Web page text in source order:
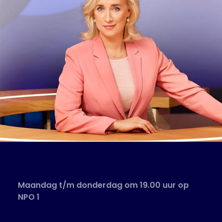
Maandag t/m donderdag om 19.00 uur op
NPO 1